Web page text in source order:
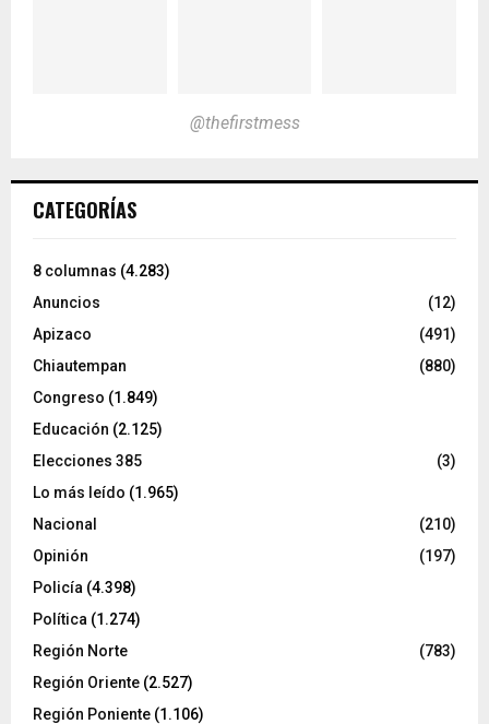
@thefirstmess
CATEGORÍAS
8 columnas (4.283)
Anuncios
(12)
Apizaco
(491)
Chiautempan
(880)
Congreso (1.849)
Educación (2.125)
Elecciones 385
(3)
Lo más leído (1.965)
Nacional
(210)
Opinión
(197)
Policía (4.398)
Política (1.274)
Región Norte
(783)
Región Oriente (2.527)
Región Poniente (1.106)